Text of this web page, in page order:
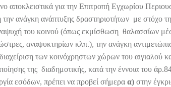
αποκλειστικά για την Επιτροπή Εγχωρίου
ανάγκη ανάπτυξης δραστηριοτήτων με στόχο
του κοινού (όπως εκμίσθωση θαλασσίων
αναψυκτηρίων κλπ.), την ανάγκη
των κοινόχρηστων χώρων του αιγιαλού
της διαδημοτικής, κατά την έννοια του
εσόδων, πρέπει να προβεί σήμερα α) στην